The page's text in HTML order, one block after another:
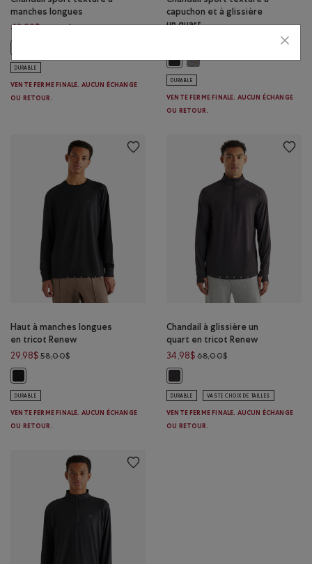
manches longues
42,98$ Prix réduit de 68,00$ à 42,98$
Chandail sport texturé à manches longues: MÉLANGE NOIR Couleur
Chandail sport texturé à manches longues: MÉLANGE
DURABLE
VENTE FERME FINALE. AUCUN ÉCHANGE
OU RETOUR.
capuchon et à glissière
un quart
Prix réduit de
Chandail sport texturé à
Chandail sport texturé à
DURABLE
VENTE FERME FINALE. AUCUN ÉCHANGE
OU RETOUR.
Haut à manches longues
en tricot Renew
29,98$ 58,00$Prix réduit de 58,00$ à 29,98$
DURABLE
VENTE FERME FINALE. AUCUN ÉCHANGE
OU RETOUR.
Chandail à glissière un
quart en tricot Renew
34,98$ 68,00$Prix réduit de
DURABLE VASTE CHOIX DE TAILLES
VENTE FERME FINALE. AUCUN ÉCHANGE
OU RETOUR.